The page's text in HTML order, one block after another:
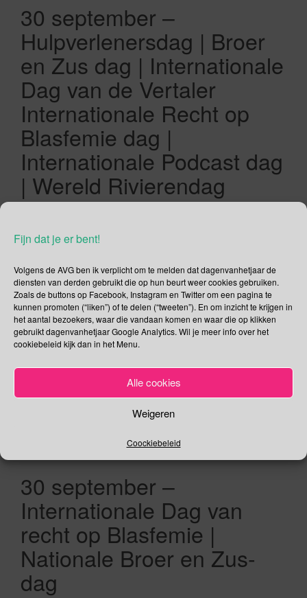
Fijn dat je er bent!
Volgens de AVG ben ik verplicht om te melden dat dagenvanhetjaar de
diensten van derden gebruikt die op hun beurt weer cookies gebruiken.
Zoals de buttons op Facebook, Instagram en Twitter om een pagina te
kunnen promoten (“liken”) of te delen (“tweeten”). En om inzicht te krijgen in
het aantal bezoekers, waar die vandaan komen en waar die op klikken
gebruikt dagenvanhetjaar Google Analytics. Wil je meer info over het
cookiebeleid kijk dan in het Menu.
Alle cookies
Weigeren
Coockiebeleid
30 september –
Hulpverlenersdag | Broer
en Zus dag | Internationale
Dag van de Vertaler
Internationale Recht op
Blasfemie dag |
Internationale Podcast dag
| Wereld Rivierendag
Hulpverlenersdag georganiseerd door Stichting
HulpverlenersRespect. Dat is niet het enige wat de stichting
doet, ze geven voorlichting op scholen (basis en middelbaar)
en ze proberen de kloof tussen hulpverlener en burger te
verkleinen. De Nationale Hulpverlenersdag wordt vandaag in
30 september –
Internationale Dag van
recht op Blasfemie |
Nationale Broer en Zus-
dag